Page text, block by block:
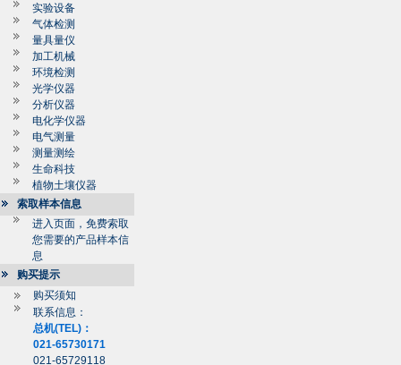
实验设备
气体检测
量具量仪
加工机械
环境检测
光学仪器
分析仪器
电化学仪器
电气测量
测量测绘
生命科技
植物土壤仪器
索取样本信息
进入页面，免费索取
您需要的产品样本信
息
购买提示
购买须知
联系信息：
总机(TEL)：
021-65730171
021-65729118